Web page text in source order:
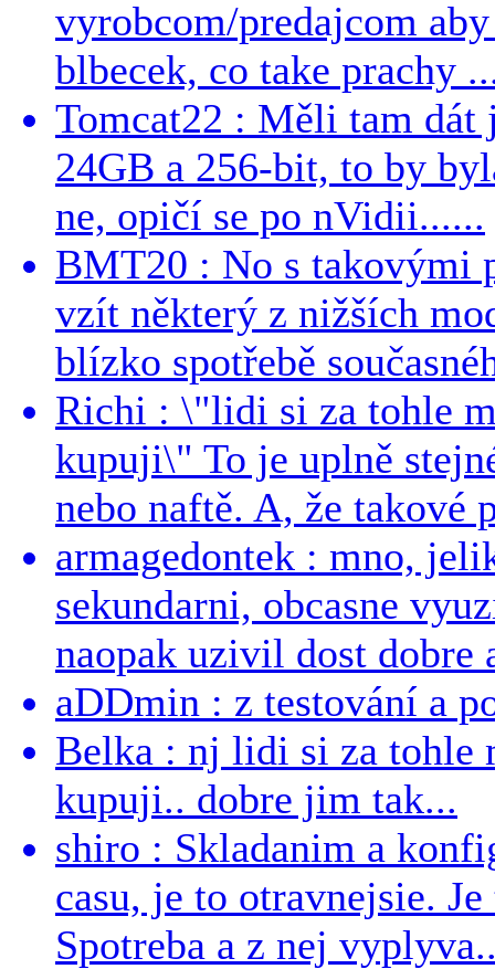
vyrobcom/predajcom
blbecek, co take prachy
Tomcat22 : Měli tam dát
24GB a 256-bit, to by
ne, opičí se po nVidii......
BMT20 : No s takovými
vzít některý z nižších
blízko spotřebě
Richi : \"lidi si za tohle
kupuji\" To je uplně
nebo naftě. A, že takové
armagedontek : mno,
sekundarni, obcasne
naopak uzivil dost dobre
aDDmin : z testování a
Belka : nj lidi si za tohle
kupuji.. dobre jim tak...
shiro : Skladanim a
casu, je to otravnejsie.
Spotreba a z nej